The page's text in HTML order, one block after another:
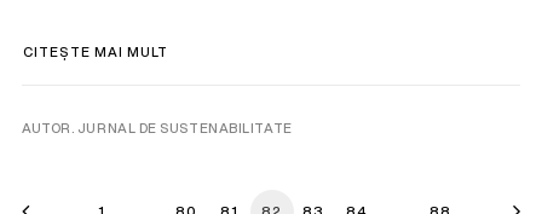
CITEȘTE MAI MULT
AUTOR. JURNAL DE SUSTENABILITATE